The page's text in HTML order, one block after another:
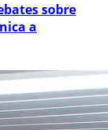
sobre
a